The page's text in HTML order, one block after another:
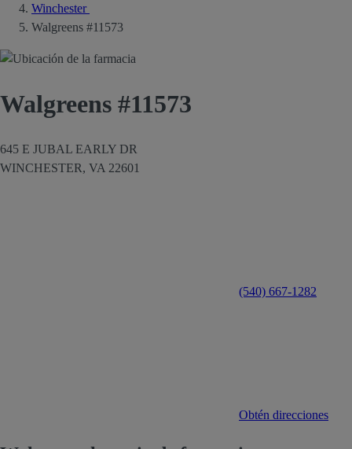
Winchester
Walgreens #11573
Walgreens #11573
645 E JUBAL EARLY DR
WINCHESTER, VA 22601
(540) 667-1282
Obtén direcciones